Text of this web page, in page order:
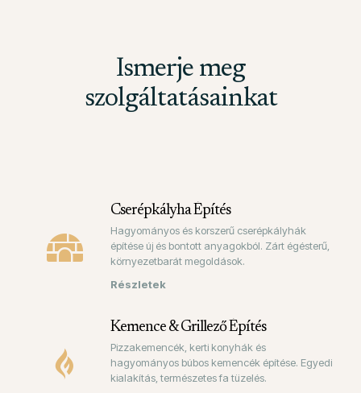
Ismerje meg
szolgáltatásainkat
Cserépkályha Építés
Hagyományos és korszerű cserépkályhák
építése új és bontott anyagokból. Zárt égésterű,
környezetbarát megoldások.
Kemence & Grillező Építés
Pizzakemencék, kerti konyhák és
hagyományos búbos kemencék építése. Egyedi
kialakítás, természetes fa tüzelés.